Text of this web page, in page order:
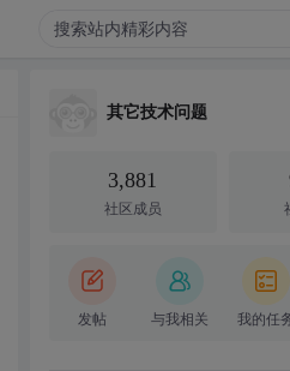
其它技术问题
3,881
社区成员
发帖 与我相关 我的任